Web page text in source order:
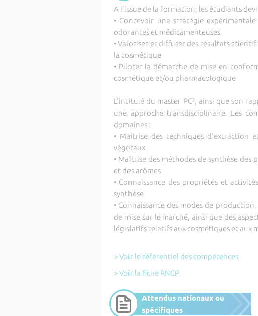
A l'issue de la formation, les étudiants
• Concevoir une stratégie
odorantes et médicamenteuses
• Valoriser et diffuser des résultats
la cosmétique
• Piloter la démarche de mise en
cosmétique et/ou pharmacologique
L'intitulé du master PC², ainsi que son
une approche transdisciplinaire. Les
domaines :
• Maîtrise des techniques d'extraction
végétaux
• Maîtrise des méthodes de synthèse
et des arômes
• Connaissance des propriétés et
synthèse
• Connaissance des modes de
de mise sur le marché, ainsi que des
législatifs relatifs aux cosmétiques et aux
> Voir le référentiel des compétences
> Voir la fiche RNCP
Attendus nationaux ou
spécifiques